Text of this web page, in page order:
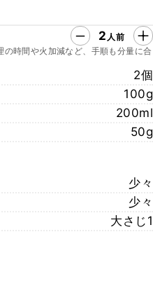
2 人前
時間や火加減など、手順も分量に合
2個
100g
200ml
50g
少々
少々
大さじ1